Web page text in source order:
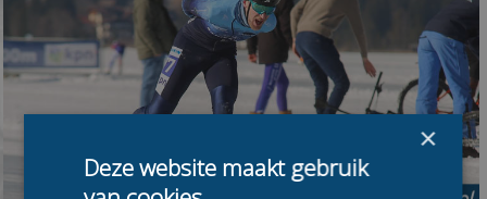
×
Deze website maakt gebruik